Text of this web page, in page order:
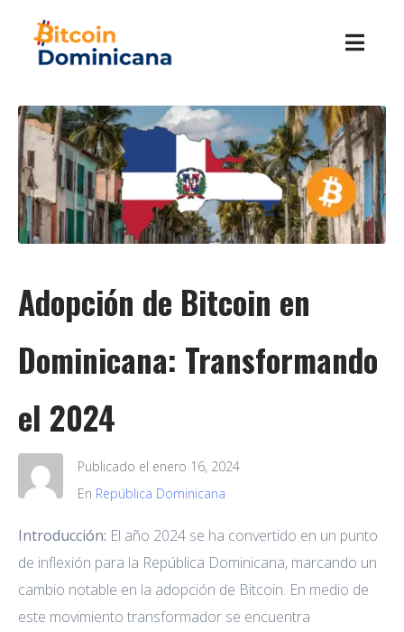
Publicado el enero 16, 2024
En República Dominicana
Adopción de Bitcoin en
Dominicana: Transformando
el 2024
Introducción: El año 2024 se ha convertido en un punto
de inflexión para la República Dominicana, marcando un
cambio notable en la adopción de Bitcoin. En medio de
este movimiento transformador se encuentra